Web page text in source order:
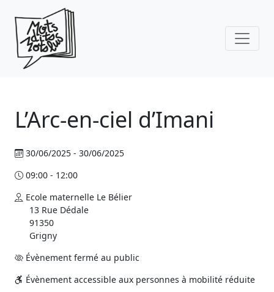
Skip to main content
L’Arc-en-ciel d’Imani
30/06/2025 - 30/06/2025
09:00 - 12:00
Ecole maternelle Le Bélier
13 Rue Dédale
91350
Grigny
Évènement fermé au public
Évènement accessible aux personnes à mobilité réduite